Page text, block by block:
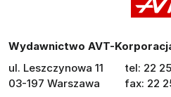
Wydawnictwo AVT-
ul. Leszczynowa 11
03-197 Warszawa
tel: 22
fax: 22